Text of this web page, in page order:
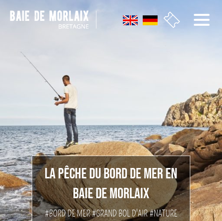
LA PÊCHE DU BORD DE MER EN
BAIE DE MORLAIX
#BORD DE MER#GRAND BOL D'AIR#NATURE